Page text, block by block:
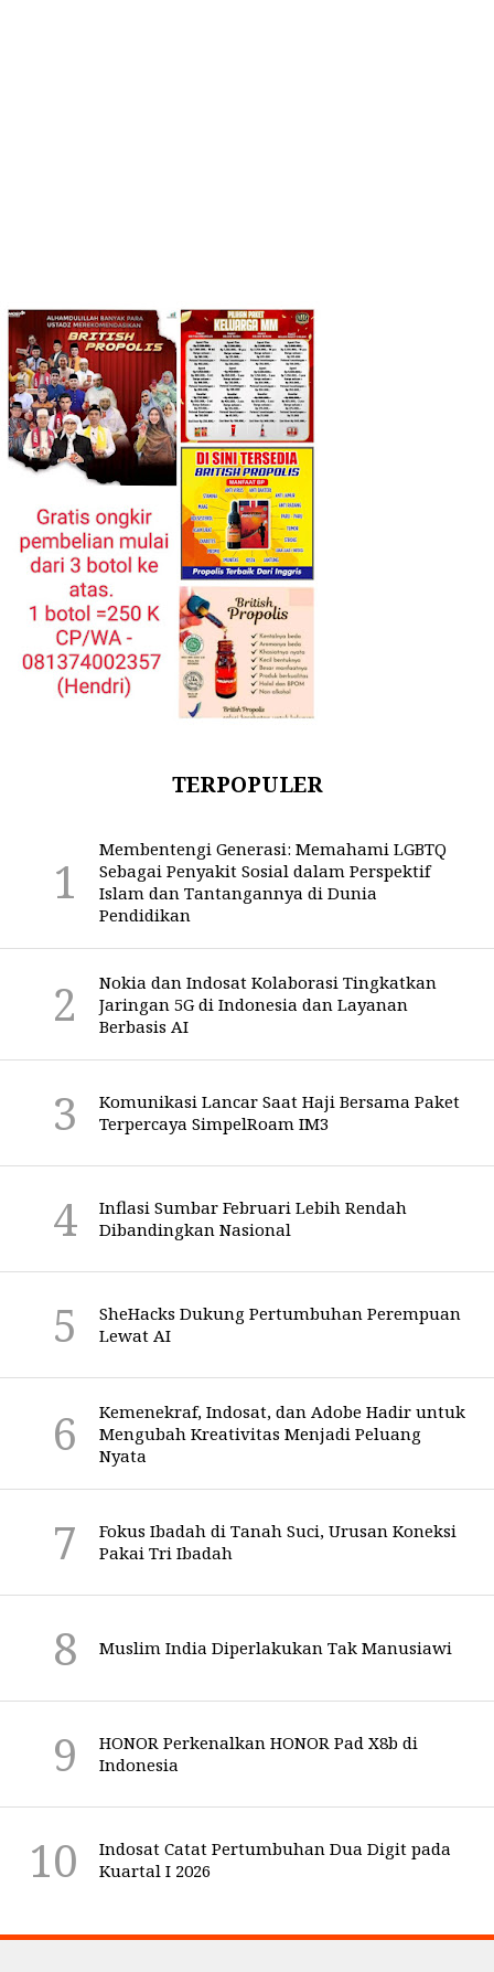
TERPOPULER
Membentengi Generasi: Memahami LGBTQ
Sebagai Penyakit Sosial dalam Perspektif
Islam dan Tantangannya di Dunia
Pendidikan
Nokia dan Indosat Kolaborasi Tingkatkan
Jaringan 5G di Indonesia dan Layanan
Berbasis AI
Komunikasi Lancar Saat Haji Bersama Paket
Terpercaya SimpelRoam IM3
Inflasi Sumbar Februari Lebih Rendah
Dibandingkan Nasional
SheHacks Dukung Pertumbuhan Perempuan
Lewat AI
Kemenekraf, Indosat, dan Adobe Hadir untuk
Mengubah Kreativitas Menjadi Peluang
Nyata
Fokus Ibadah di Tanah Suci, Urusan Koneksi
Pakai Tri Ibadah
Muslim India Diperlakukan Tak Manusiawi
HONOR Perkenalkan HONOR Pad X8b di
Indonesia
Indosat Catat Pertumbuhan Dua Digit pada
Kuartal I 2026